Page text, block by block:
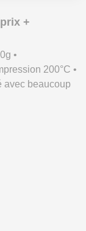
+
•
200°C •
avec beaucoup